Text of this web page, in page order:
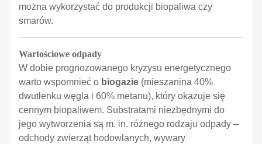
można wykorzystać do produkcji biopaliwa czy
smarów.
Wartościowe odpady
W dobie prognozowanego kryzysu energetycznego
warto wspomnieć o biogazie (mieszanina 40%
dwutlenku węgla i 60% metanu), który okazuje się
cennym biopaliwem. Substratami niezbędnymi do
jego wytworzenia są m. in. różnego rodzaju odpady –
odchody zwierząt hodowlanych, wywary